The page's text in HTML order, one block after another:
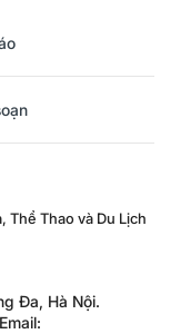
Thể Thao và Du Lịch
Đa, Hà Nội.